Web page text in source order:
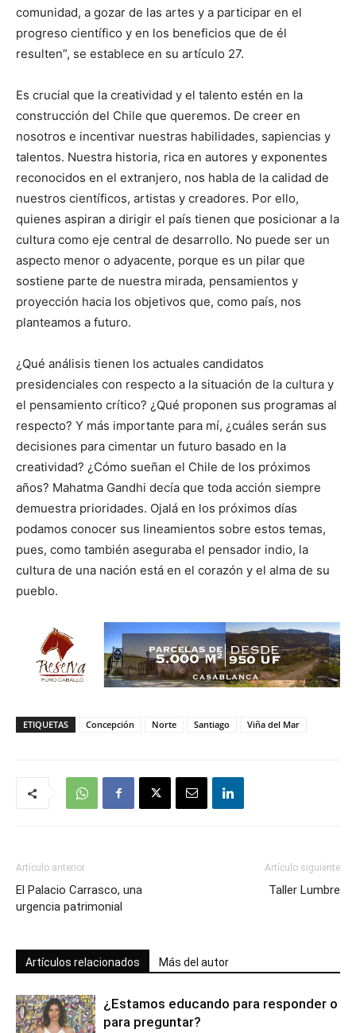
comunidad, a gozar de las artes y a participar en el
progreso científico y en los beneficios que de él
resulten”, se establece en su artículo 27.
Es crucial que la creatividad y el talento estén en la
construcción del Chile que queremos. De creer en
nosotros e incentivar nuestras habilidades, sapiencias y
talentos. Nuestra historia, rica en autores y exponentes
reconocidos en el extranjero, nos habla de la calidad de
nuestros científicos, artistas y creadores. Por ello,
quienes aspiran a dirigir el país tienen que posicionar a la
cultura como eje central de desarrollo. No puede ser un
aspecto menor o adyacente, porque es un pilar que
sostiene parte de nuestra mirada, pensamientos y
proyección hacia los objetivos que, como país, nos
planteamos a futuro.
¿Qué análisis tienen los actuales candidatos
presidenciales con respecto a la situación de la cultura y
el pensamiento crítico? ¿Qué proponen sus programas al
respecto? Y más importante para mí, ¿cuáles serán sus
decisiones para cimentar un futuro basado en la
creatividad? ¿Cómo sueñan el Chile de los próximos
años? Mahatma Gandhi decía que toda acción siempre
demuestra prioridades. Ojalá en los próximos días
podamos conocer sus lineamientos sobre estos temas,
pues, como también aseguraba el pensador indio, la
cultura de una nación está en el corazón y el alma de su
pueblo.
ETIQUETAS Concepción Norte Santiago Viña del Mar
Artículo anterior
El Palacio Carrasco, una
urgencia patrimonial
Artículo siguiente
Taller Lumbre
Artículos relacionados Más del autor
¿Estamos educando para responder o
para preguntar?